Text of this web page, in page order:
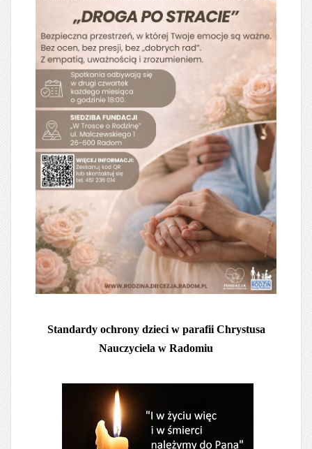
Standardy ochrony dzieci w parafii Chrystusa
Nauczyciela w Radomiu